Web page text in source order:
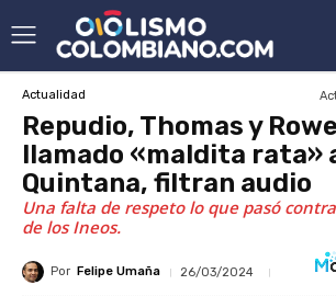
Actualidad
Repudio, Thomas y
llamado «maldita rata»
Quintana, filtran audio
Una falta de respeto lo que pasó
de los Ineos.
Por Felipe Umaña 26/03/2024